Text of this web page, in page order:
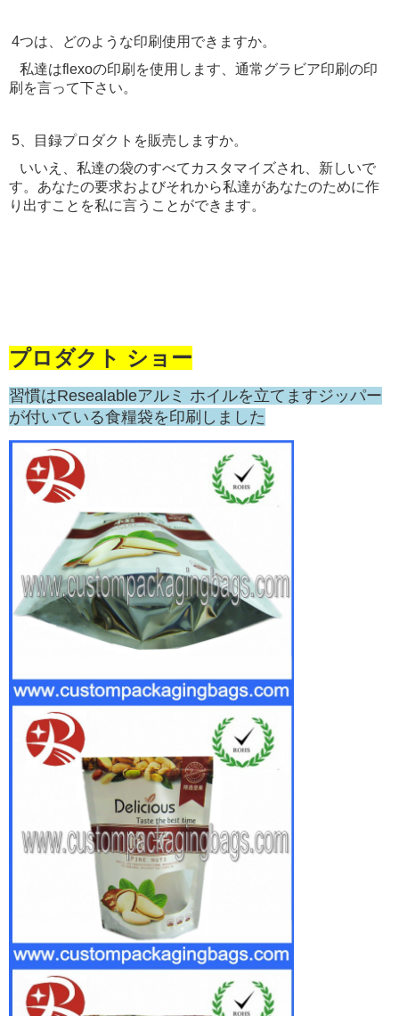
4つは、どのような印刷使用できますか。
私達はflexoの印刷を使用します、通常グラビア印刷の印
刷を言って下さい。
5、目録プロダクトを販売しますか。
いいえ、私達の袋のすべてカスタマイズされ、新しいで
す。あなたの要求およびそれから私達があなたのために作
り出すことを私に言うことができます。
プロダクト ショー
習慣はResealableアルミ ホイルを立てますジッパー
が付いている食糧袋を印刷しました